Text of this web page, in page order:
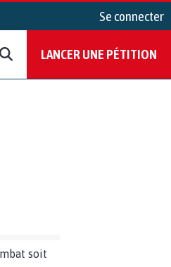
Se connecter
LANCER UNE PÉTITION
soit